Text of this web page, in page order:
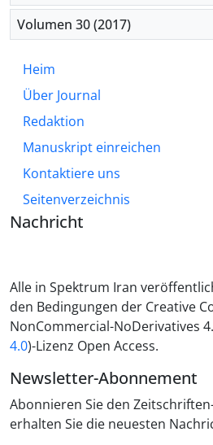
Volumen 30 (2017)
Heim
Über Journal
Redaktion
Manuskript einreichen
Kontaktiere uns
Seitenverzeichnis
Nachricht
Alle in Spektrum Iran
den Bedingungen der Creative
NonCommercial-NoDerivatives
4.0)-Lizenz Open Access.
Newsletter-Abonnement
Abonnieren Sie den
erhalten Sie die neuesten